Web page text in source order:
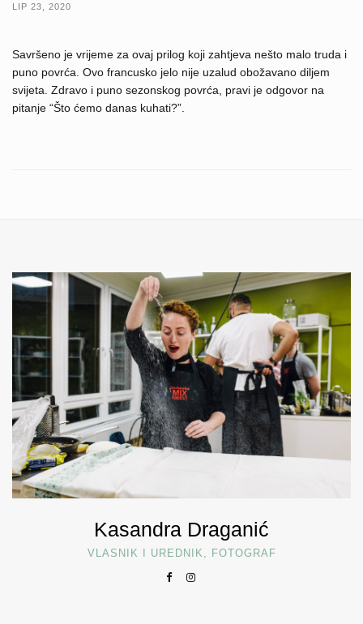
LIP 23, 2020
Savršeno je vrijeme za ovaj prilog koji zahtjeva nešto malo truda i
puno povrća. Ovo francusko jelo nije uzalud obožavano diljem
svijeta. Zdravo i puno sezonskog povrća, pravi je odgovor na
pitanje “Što ćemo danas kuhati?”.
Kasandra Draganić
VLASNIK I UREDNIK, FOTOGRAF